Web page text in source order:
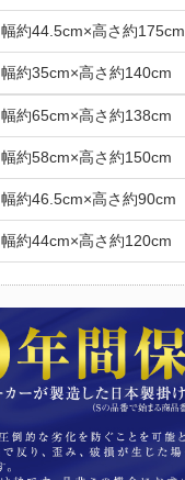
幅約44.5cm×高さ約175cm
幅約35cm×高さ約140cm
幅約65cm×高さ約138cm
幅約58cm×高さ約150cm
幅約46.5cm×高さ約90cm
幅約44cm×高さ約120cm